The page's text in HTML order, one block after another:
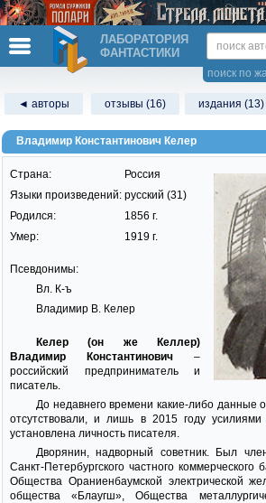
ЛАБОРАТОРИЯ
ФАНТАСТИКИ
поиск по
◄ авторы отзывы (16) издания (13)
Владимир Константинович Келер
Страна:
Россия
Языки произведений: русский (31)
Родился:
1856 г.
Умер:
1919 г.
Псевдонимы:
Вл. К-ъ
Владимир В. Келер
Келер (он же Келлер)
Владимир Константинович –
российский предприниматель и
писатель.
До недавнего времени какие-либо данные
отсутствовали, и лишь в 2015 году
установлена личность писателя.
Дворянин, надворный советник. Был
Санкт-Петербургского частного коммерческого
Общества Ораниенбаумской электрической
общества «Блаугш», Общества